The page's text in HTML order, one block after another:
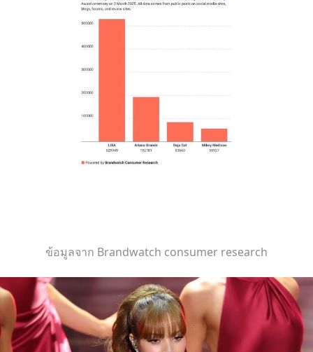
ข้อมูลจาก Brandwatch consumer research